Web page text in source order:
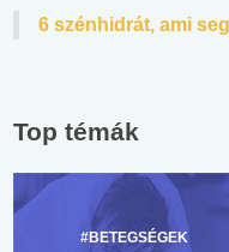
6 szénhidrát, ami
Top témák
#BETEGSÉGEK